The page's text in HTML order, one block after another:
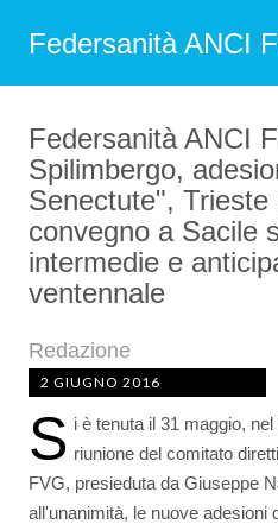
Federsanità ANCI
Federsanità ANCI
Spilimbergo,
Senectute", Trieste
convegno a Sacile
intermedie e
ventennale
Redazione
2 GIUGNO 2016
S i è tenuta il 31 maggio,
riunione del comitato
FVG, presieduta da Giuseppe
all'unanimità, le nuove adesioni